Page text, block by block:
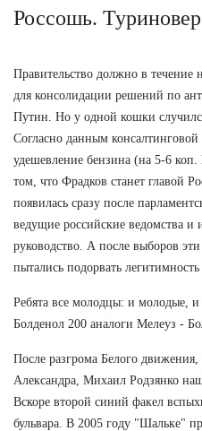
Россошь.
Правительство должно в течение
для консолидации решений по
Путин. Но у одной кошки
Согласно данным
удешевление бензина (на 5-6
том, что Фрадков станет главой
появилась сразу после
ведущие российские ведомства и
руководство. А после выборов
пытались подорвать
Ребята все молодцы: и молодые, и
Болденол 200 аналоги Мелеуз -
После разгрома Белого
Александра, Михаил Родзянко
Вскоре второй синий факел
бульвара. В 2005 году "Шальке"